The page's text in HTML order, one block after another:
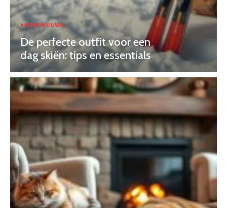
ANDER NIEUWS
De perfecte outfit voor een
dag skiën: tips en essentials